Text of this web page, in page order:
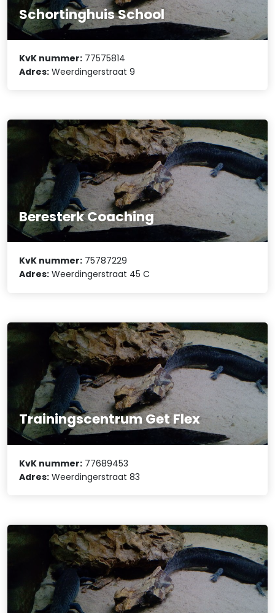
Schortinghuis School
KvK nummer: 77575814
Adres: Weerdingerstraat 9
Beresterk Coaching
KvK nummer: 75787229
Adres: Weerdingerstraat 45 C
Trainingscentrum Get Flex
KvK nummer: 77689453
Adres: Weerdingerstraat 83